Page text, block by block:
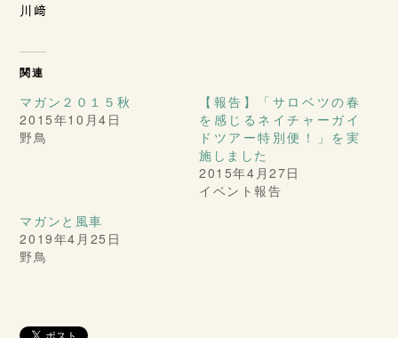
川﨑
関連
マガン２０１５秋
2015年10月4日
野鳥
【報告】「サロベツの春
を感じるネイチャーガイ
ドツアー特別便！」を実
施しました
2015年4月27日
イベント報告
マガンと風車
2019年4月25日
野鳥